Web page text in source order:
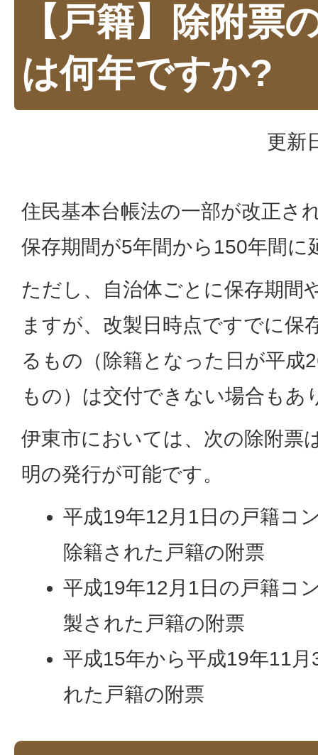
【戸籍】除附票
は何年ですか?
更新
住民基本台帳法の一部が改正さ
保存期間が5年間から150年間に
ただし、自治体ごとに保存期間
ますが、改製日時点ですでに保
るもの（除籍となった日が平成
もの）は交付できない場合もあ
伊東市においては、次の除附票
明の発行が可能です。
平成19年12月1日の戸籍コ
除籍された戸籍の附票
平成19年12月1日の戸籍コ
製された戸籍の附票
平成15年から平成19年11
れた戸籍の附票